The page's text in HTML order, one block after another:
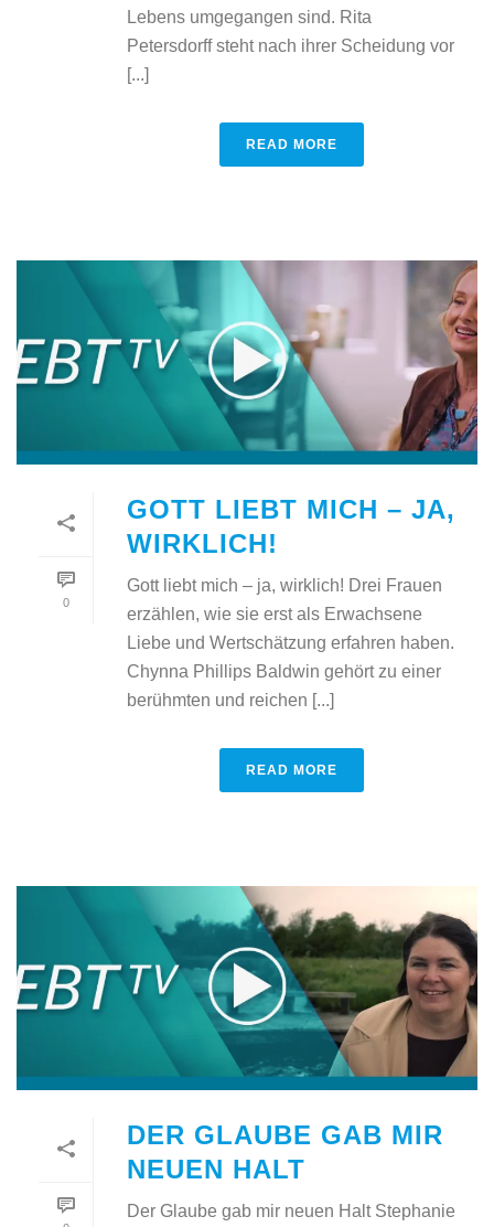
Lebens umgegangen sind. Rita
Petersdorff steht nach ihrer Scheidung vor
[...]
READ MORE
0
GOTT LIEBT MICH – JA,
WIRKLICH!
Gott liebt mich – ja, wirklich! Drei Frauen
erzählen, wie sie erst als Erwachsene
Liebe und Wertschätzung erfahren haben.
Chynna Phillips Baldwin gehört zu einer
berühmten und reichen [...]
READ MORE
DER GLAUBE GAB MIR
NEUEN HALT
Der Glaube gab mir neuen Halt Stephanie